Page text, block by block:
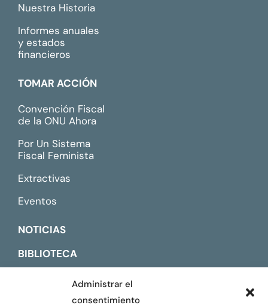
Administrar el
consentimiento
Nuestra Historia
Informes anuales
y estados
financieros
TOMAR ACCIÓN
Convención Fiscal
de la ONU Ahora
Por Un Sistema
Fiscal Feminista
Extractivas
Eventos
NOTICIAS
BIBLIOTECA